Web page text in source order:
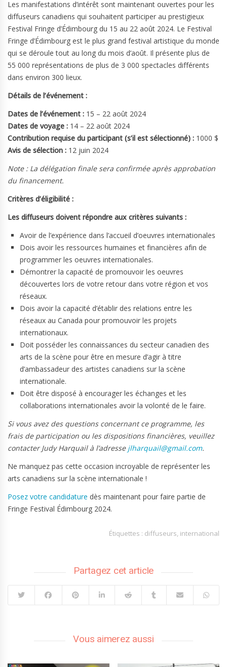
Les manifestations d’intérêt sont maintenant ouvertes pour les
diffuseurs canadiens qui souhaitent participer au prestigieux
Festival Fringe d’Édimbourg du 15 au 22 août 2024. Le Festival
Fringe d’Édimbourg est le plus grand festival artistique du monde
qui se déroule tout au long du mois d’août. Il présente plus de
55 000 représentations de plus de 3 000 spectacles différents
dans environ 300 lieux.
Détails de l’événement :
Dates de l’événement : 15 – 22 août 2024
Dates de voyage : 14 – 22 août 2024
Contribution requise du participant (s’il est sélectionné) : 1000 $
Avis de sélection : 12 juin 2024
Note : La délégation finale sera confirmée après approbation
du financement.
Critères d’éligibilité :
Les diffuseurs doivent répondre aux critères suivants :
Avoir de l’expérience dans l’accueil d’oeuvres internationales
Dois avoir les ressources humaines et financières afin de
programmer les oeuvres internationales.
Démontrer la capacité de promouvoir les oeuvres
découvertes lors de votre retour dans votre région et vos
réseaux.
Dois avoir la capacité d’établir des relations entre les
réseaux au Canada pour promouvoir les projets
internationaux.
Doit posséder les connaissances du secteur canadien des
arts de la scène pour être en mesure d’agir à titre
d’ambassadeur des artistes canadiens sur la scène
internationale.
Doit être disposé à encourager les échanges et les
collaborations internationales avoir la volonté de le faire.
Si vous avez des questions concernant ce programme, les
frais de participation ou les dispositions financières, veuillez
contacter Judy Harquail à l’adresse jlharquail@gmail.com.
Ne manquez pas cette occasion incroyable de représenter les
arts canadiens sur la scène internationale !
Posez votre candidature dès maintenant pour faire partie de
Fringe Festival Édimbourg 2024.
Étiquettes : diffuseurs, international
Partagez cet article
Vous aimerez aussi